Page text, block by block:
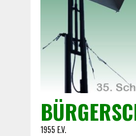
1955 E.V.